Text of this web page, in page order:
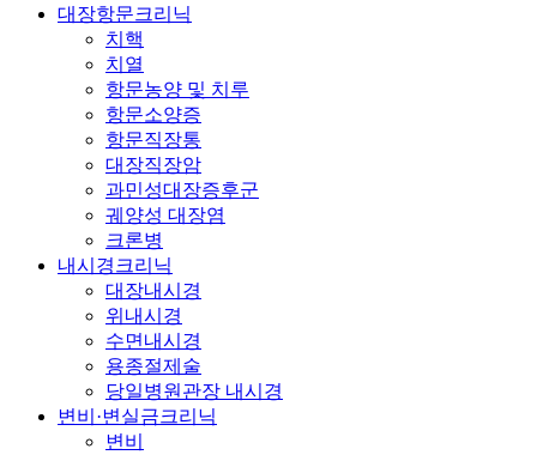
대장항문크리닉
치핵
치열
항문농양 및 치루
항문소양증
항문직장통
대장직장암
과민성대장증후군
궤양성 대장염
크론병
내시경크리닉
대장내시경
위내시경
수면내시경
용종절제술
당일병원관장 내시경
변비·변실금크리닉
변비